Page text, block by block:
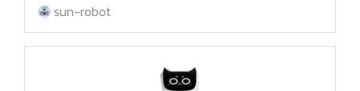
sun-robot